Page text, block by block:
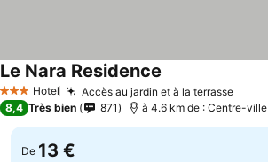
3 ÉtoilesHotel Accès au jardin et à la terrasse
Le Nara Residence
8,4 Très bien 871 à 4.6 km de : Centre-ville
De 13 €